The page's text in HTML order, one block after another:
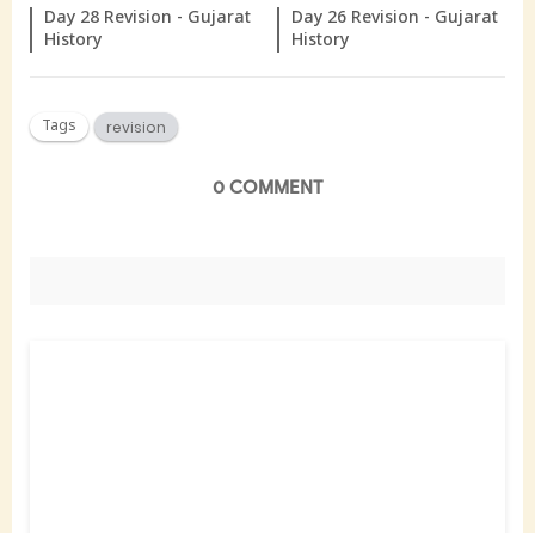
Day 28 Revision - Gujarat
History
Day 26 Revision - Gujarat
History
Tags revision
0 COMMENT